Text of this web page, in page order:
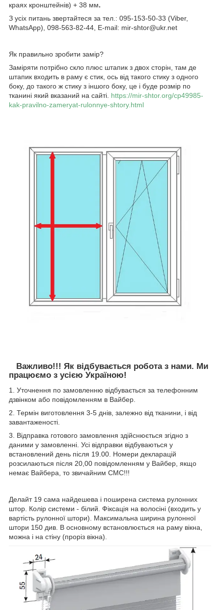
краях кронштейнів) + 38 мм.
З усіх питань звертайтеся за тел.: 095-153-50-33 (Viber,
WhatsApp), 098-563-82-44, E-mail: mir-shtor@ukr.net
Як правильно зробити замір?
Заміряти потрібно скло плюс штапик з двох сторін, там де
штапик входить в раму є стик, ось від такого стику з одного
боку, до такого ж стику з іншого боку, це і буде розмір по
тканині який вказаний на сайті. https://mir-shtor.org/cp49985-
kak-pravilno-zameryat-rulonnye-shtory.html
Важливо!!! Як відбувається робота з нами. Ми
працюємо з усією Україною!
1. Уточнення по замовленню відбувається за телефонним
дзвінком або повідомленням в Вайбер.
2. Термін виготовлення 3-5 днів, залежно від тканини, і від
завантаженості.
3. Відправка готового замовлення здійснюється згідно з
даними у замовленні. Усі відправки відбуваються у
встановлений день після 19.00. Номери декларацій
розсилаються після 20,00 повідомленням у Вайбер, якщо
немає Вайбера, то звичайним СМС!!!
Делайт 19 сама найдешева і поширена система рулонних
штор. Колір системи - білий. Фіксація на волосіні (входить у
вартість рулонної штори). Максимальна ширина рулонної
штори 150 див. В основному встановлюється на раму вікна,
можна і на стіну (проріз вікна).